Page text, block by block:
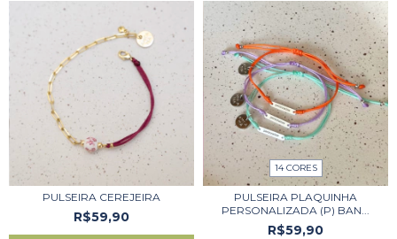
PULSEIRA CEREJEIRA
R$59,90
14 CORES
PULSEIRA PLAQUINHA
PERSONALIZADA (P) BAN...
R$59,90